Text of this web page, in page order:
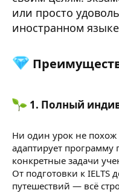
или просто
иностранном
1. Полный
Ни один урок не
адаптирует
конкретные задачи
От подготовки к IELTS
путешествий — всё